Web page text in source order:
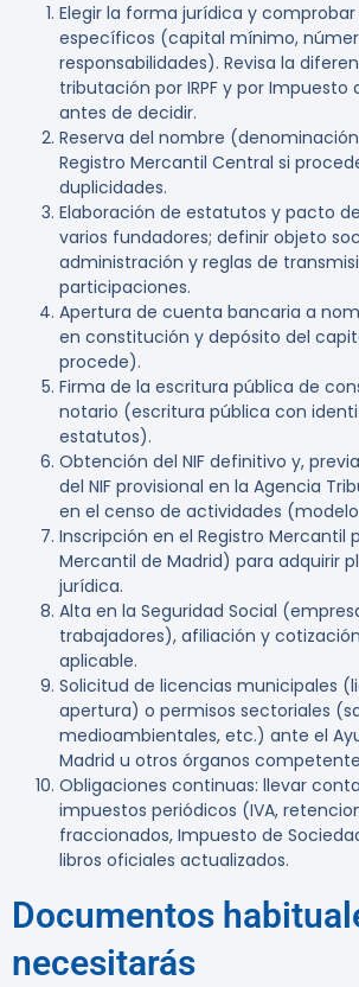
Elegir la forma jurídica y comprobar
específicos (capital mínimo,
responsabilidades). Revisa la
tributación por IRPF y por Impuesto
antes de decidir.
Reserva del nombre
Registro Mercantil Central si
duplicidades.
Elaboración de estatutos y pacto
varios fundadores; definir objeto
administración y reglas de
participaciones.
Apertura de cuenta bancaria a
en constitución y depósito del
procede).
Firma de la escritura pública de
notario (escritura pública con
estatutos).
Obtención del NIF definitivo y,
del NIF provisional en la Agencia
en el censo de actividades
Inscripción en el Registro Mercantil
Mercantil de Madrid) para adquirir
jurídica.
Alta en la Seguridad Social
trabajadores), afiliación y
aplicable.
Solicitud de licencias municipales
apertura) o permisos sectoriales
medioambientales, etc.) ante el
Madrid u otros órganos
Obligaciones continuas: llevar
impuestos periódicos (IVA,
fraccionados, Impuesto de
libros oficiales actualizados.
Documentos
necesitarás